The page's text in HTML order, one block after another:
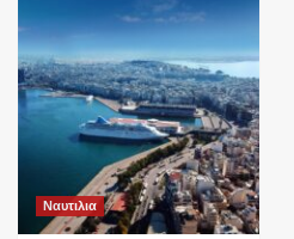
Ναυτιλια